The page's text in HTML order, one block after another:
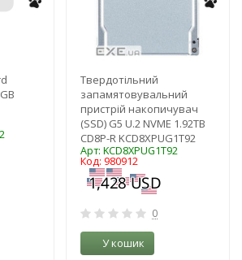
Твердотільний
запамятовувальний
пристрій накопичувач
(SSD) G5 U.2 NVME 1.92TB
CD8P-R KCD8XPUG1T92
Арт: KCD8XPUG1T92
Код: 980912
0
У кошик